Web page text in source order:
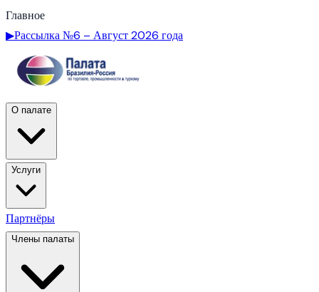
Главное
▶Рассылка №6 – Август 2026 года
О палате
Услуги
Партнёры
Члены палаты